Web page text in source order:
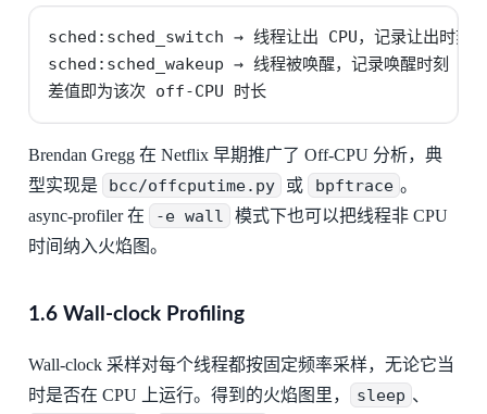
sched:sched_switch → 线程让出 CPU，记录让出时刻
sched:sched_wakeup → 线程被唤醒，记录唤醒时刻
差值即为该次 off-CPU 时长
Brendan Gregg 在 Netflix 早期推广了 Off-CPU 分析，典
型实现是
bcc/offcputime.py 或 bpftrace 。
async-profiler 在
-e wall
模式下也可以把线程非 CPU
时间纳入火焰图。
1.6 Wall-clock Profiling
Wall-clock 采样对每个线程都按固定频率采样，无论它当
时是否在 CPU 上运行。得到的火焰图里，
sleep 、